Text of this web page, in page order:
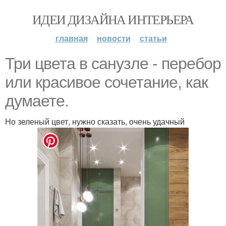
ИДЕИ ДИЗАЙНА ИНТЕРЬЕРА
главная новости статьи
Три цвета в санузле - перебор
или красивое сочетание, как
думаете.
Но зеленый цвет, нужно сказать, очень удачный